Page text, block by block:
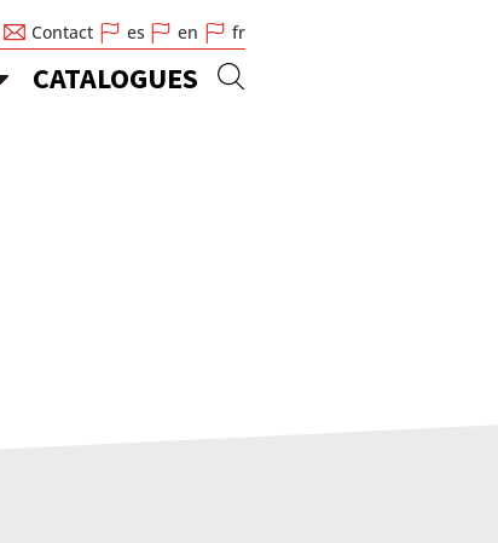
Contact es en fr
CATALOGUES